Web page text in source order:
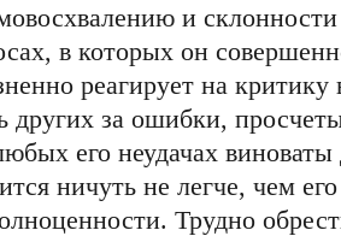
и
в которых он
реагирует на критику
других за ошибки,
его неудачах
ничуть не легче, чем
Трудно